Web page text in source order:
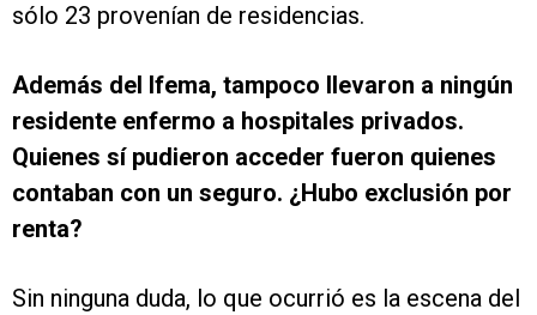
sólo 23 provenían de residencias.
Además del Ifema, tampoco llevaron a ningún
residente enfermo a hospitales privados.
Quienes sí pudieron acceder fueron quienes
contaban con un seguro. ¿Hubo exclusión por
renta?
Sin ninguna duda, lo que ocurrió es la escena del